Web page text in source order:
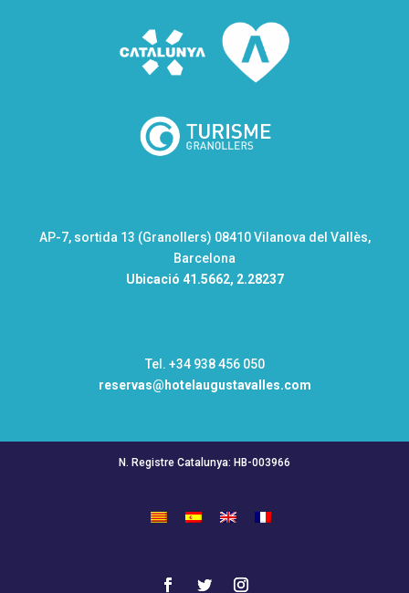
AP-7, sortida 13 (Granollers) 08410 Vilanova del Vallès,
Barcelona
Ubicació 41.5662, 2.28237
Tel. +34 938 456 050
reservas@hotelaugustavalles.com
N. Registre Catalunya: HB-003966